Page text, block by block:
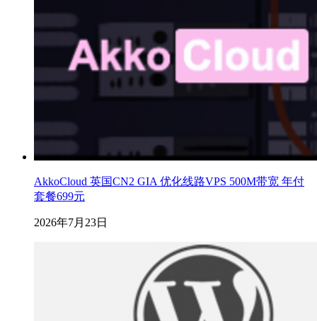
AkkoCloud 英国CN2 GIA 优化线路VPS 500M带宽 年付
套餐699元
2026年7月23日